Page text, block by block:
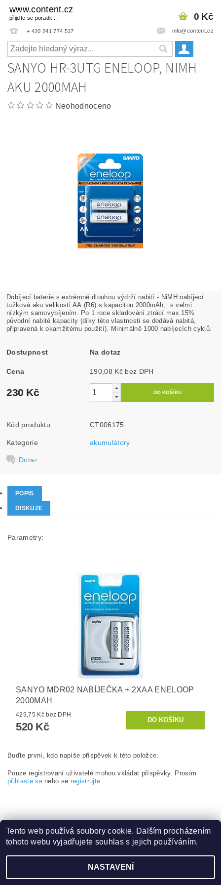
www.content.cz
přijďte se poradit ...
+ 420 241 774 517 info@content.cz
0 Kč
SANYO HR-3UTG ENELOOP, NIMH
AKU 2000MAH
Neohodnoceno
Dobíjecí baterie s extrémně dlouhou výdrží nabití - NiMH nabíjecí
tužková aku velikosti AA (R6) s kapacitou 2000mAh, s velmi
nízkým samovybíjením. Po 1 roce skladování ztrácí max.15%
původní nabité kapacity (díky této vlastnosti se dodává nabitá,
připravená k okamžitému použití). Minimálně 1000 nabíjecích cyklů.
Dostupnost Na dotaz
Cena 190,08 Kč bez DPH
230 Kč
Kód produktu CT006175
Kategorie akumulátory
Dotaz
POPIS
DISKUZE
Parametry:
SANYO MDR02 NABÍJEČKA + 2XAA ENELOOP
2000MAH
429,75 Kč bez DPH
520 Kč
Buďte první, kdo napíše příspěvek k této položce.
Pouze registrovaní uživatelé mohou vkládat příspěvky. Prosím
přihlaste senebo se registrujte
Zboží.cz | Heureka.cz
2026 ©www.content.cz, všechna práva vyhrazenaUpravit nastavení cookies
Tento web používá soubory cookie. Dalším procházením
tohoto webu vyjadřujete souhlas s jejich používáním.
NASTAVENÍ